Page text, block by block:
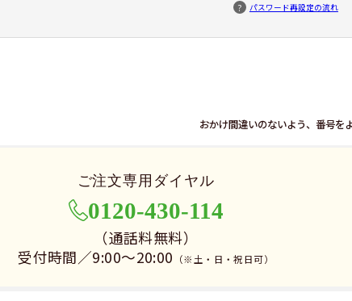
? パスワード再設定の流れ
おかけ間違いのないよう、番号を
ご注文専用ダイヤル
0120-430-114
（通話料無料）
受付時間／9:00～20:00
（※土・日・祝日可）